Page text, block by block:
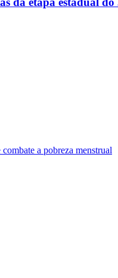
a pobreza menstrual